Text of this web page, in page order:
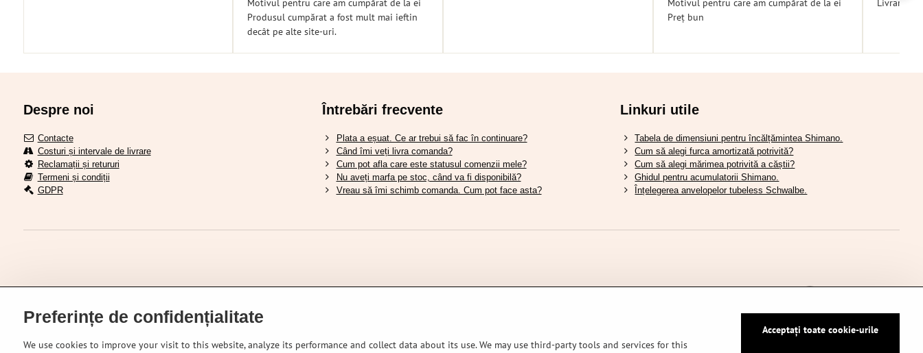
Motivul pentru care am cumpărat de la ei
Produsul cumpărat a fost mult mai ieftin
decât pe alte site-uri.
Motivul pentru care am cumpărat de la ei
Preț bun
Livrare
Despre noi
Contacte
Costuri și intervale de livrare
Reclamații și retururi
Termeni și condiții
GDPR
Întrebări frecvente
Plata a eșuat. Ce ar trebui să fac în continuare?
Când îmi veți livra comanda?
Cum pot afla care este statusul comenzii mele?
Nu aveți marfa pe stoc, când va fi disponibilă?
Vreau să îmi schimb comanda. Cum pot face asta?
Linkuri utile
Tabela de dimensiuni pentru încălțămintea Shimano.
Cum să alegi furca amortizată potrivită?
Cum să alegi mărimea potrivită a căștii?
Ghidul pentru acumulatorii Shimano.
Înțelegerea anvelopelor tubeless Schwalbe.
Preferințe de confidențialitate
We use cookies to improve your visit to this website, analyze its performance and collect data about its use. We may use third-party tools and services for this
Acceptați toate cookie-urile